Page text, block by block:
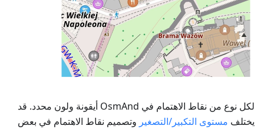
لكل نوع من نقاط الاهتمام في OsmAnd أيقونة ولون محدد. قد
يختلف مستوى التكبير/التصغير وتصميم نقاط الاهتمام في بعض